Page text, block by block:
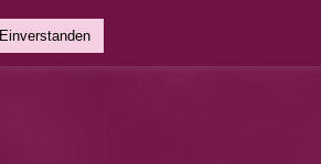
Einverstanden